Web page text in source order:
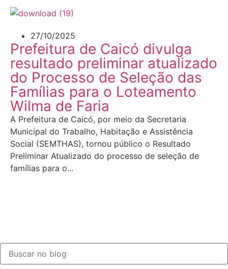
27/10/2025
Prefeitura de Caicó divulga
resultado preliminar atualizado
do Processo de Seleção das
Famílias para o Loteamento
Wilma de Faria
A Prefeitura de Caicó, por meio da Secretaria
Municipal do Trabalho, Habitação e Assistência
Social (SEMTHAS), tornou público o Resultado
Preliminar Atualizado do processo de seleção de
famílias para o...